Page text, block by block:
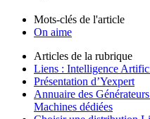
Mots-clés de l'article
On aime
Articles de la rubrique
Liens : Intelligence
Présentation d’Yexpert
Annuaire des
Machines dédiées